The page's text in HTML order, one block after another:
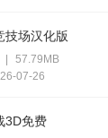
技场汉化版
|
57.79MB
07-26
3D免费